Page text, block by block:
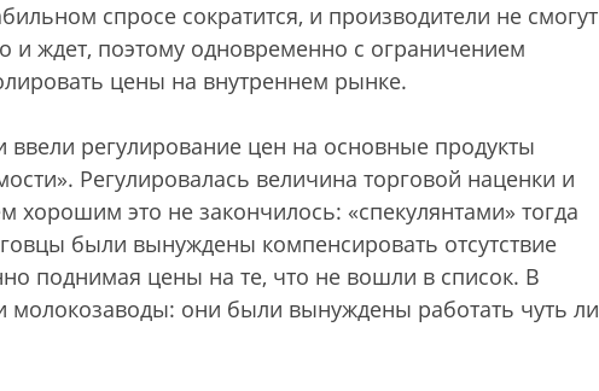
спросе сократится, и производители не смогут
и ждет, поэтому одновременно с ограничением
цены на внутреннем рынке.
ввели регулирование цен на основные продукты
Регулировалась величина торговой наценки и
это не закончилось: «спекулянтами» тогда
были вынуждены компенсировать отсутствие
поднимая цены на те, что не вошли в список. В
молокозаводы: они были вынуждены работать чуть ли